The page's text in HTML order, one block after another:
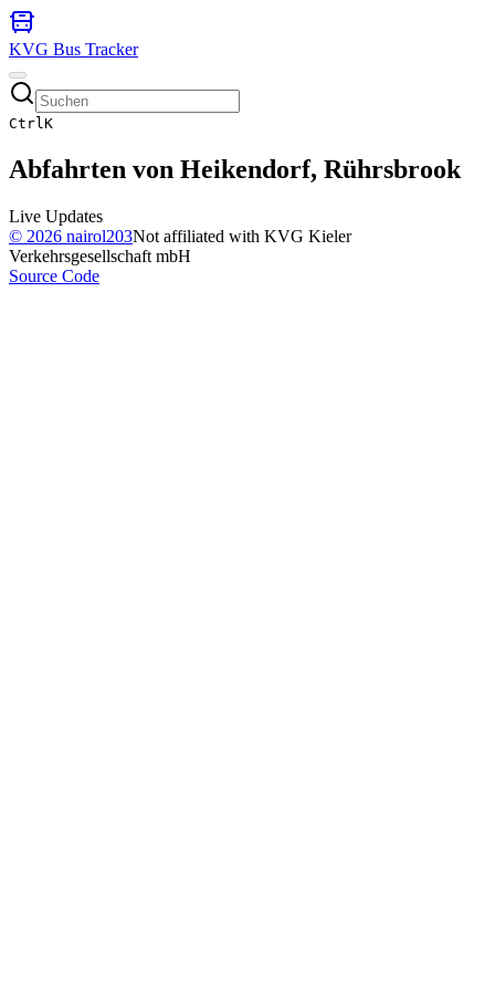
KVG Bus Tracker
CtrlK
Abfahrten von Heikendorf, Rührsbrook
Live Updates
© 2026 nairol203Not affiliated with KVG Kieler
Verkehrsgesellschaft mbH
Source Code